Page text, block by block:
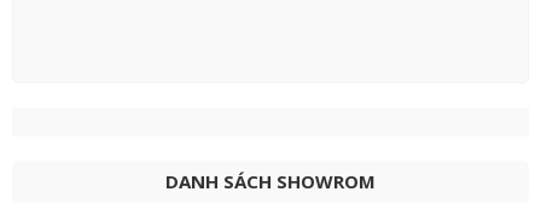
DANH SÁCH SHOWROM